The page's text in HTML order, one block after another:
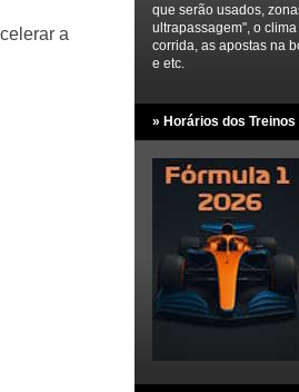
a
que serão usados,
ultrapassagem", o
corrida, as apostas na
e etc.
» Horários dos